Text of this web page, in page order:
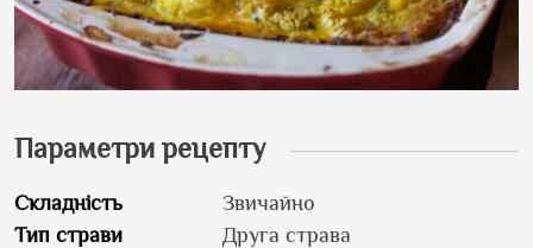
Параметри рецепту
Складність
Звичайно
Тип страви
Друга страва